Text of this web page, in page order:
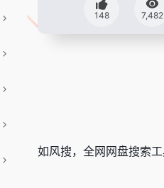
148 7,482
如风搜，全网网盘搜索